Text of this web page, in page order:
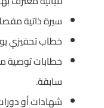
سيرة ذاتية
خطاب تحفيزي
خطابات توصية
سابقة.
شهادات أو